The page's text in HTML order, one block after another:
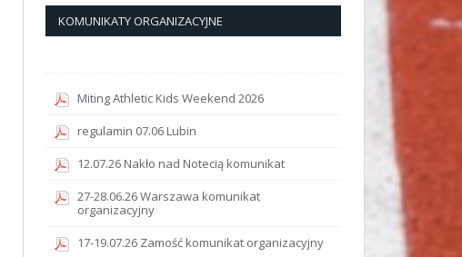
KOMUNIKATY ORGANIZACYJNE
Miting Athletic Kids Weekend 2026
regulamin 07.06 Lubin
12.07.26 Nakło nad Notecią komunikat
27-28.06.26 Warszawa komunikat
organizacyjny
17-19.07.26 Zamość komunikat organizacyjny